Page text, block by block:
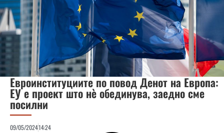
Евроинституциите по повод Денот на Европа:
ЕУ е проект што нè обединува, заедно сме
посилни
09/05/202414:24